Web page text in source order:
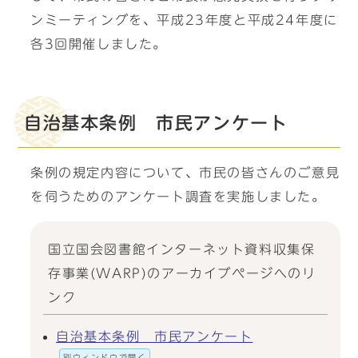
ンミーティングを、平成23年度と平成24年度に
各3回開催しました。
自治基本条例 市民アンケート
条例の規定内容について、市民の皆さんのご意見
を伺うためのアンケート調査を実施しました。
国立国会図書館インターネット資料収集保
存事業(WARP)のアーカイブページへのリ
ンク
自治基本条例 市民アンケート